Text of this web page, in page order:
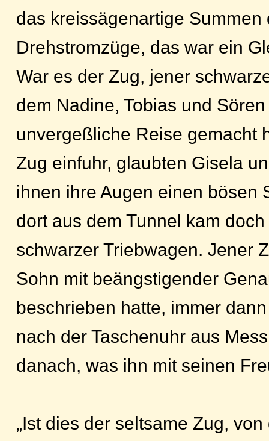
das kreissägenartige Summen
Drehstromzüge, das war ein
War es der Zug, jener
dem Nadine, Tobias und
unvergeßliche Reise gemacht
Zug einfuhr, glaubten Gisela
ihnen ihre Augen einen bösen
dort aus dem Tunnel kam
schwarzer Triebwagen. Jener
Sohn mit beängstigender
beschrieben hatte, immer
nach der Taschenuhr aus
danach, was ihn mit seinen
„Ist dies der seltsame Zug,